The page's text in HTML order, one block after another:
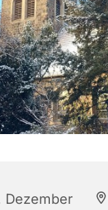
Dezember